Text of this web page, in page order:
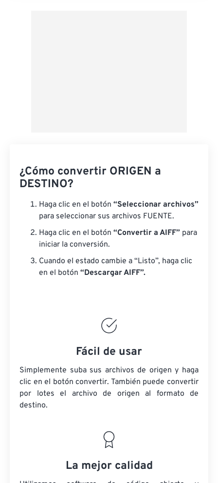
¿Cómo convertir ORIGEN a
DESTINO?
Haga clic en el botón “Seleccionar archivos”
para seleccionar sus archivos FUENTE.
Haga clic en el botón “Convertir a AIFF” para
iniciar la conversión.
Cuando el estado cambie a “Listo”, haga clic
en el botón “Descargar AIFF”.
Fácil de usar
Simplemente suba sus archivos de origen y haga
clic en el botón convertir. También puede convertir
por lotes el archivo de origen al formato de
destino.
La mejor calidad